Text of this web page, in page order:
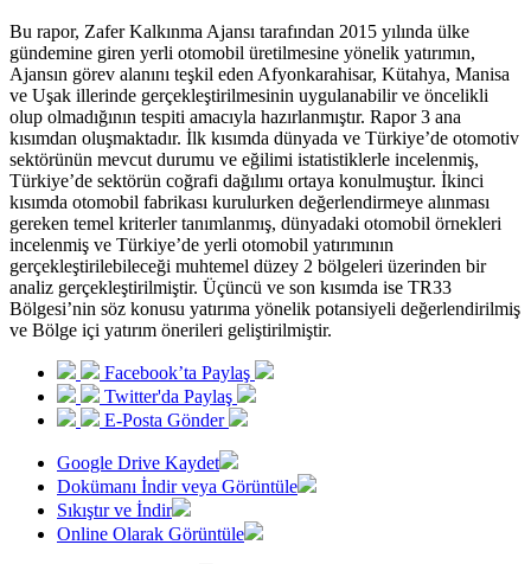
Bu rapor, Zafer Kalkınma Ajansı tarafından 2015 yılında ülke
gündemine giren yerli otomobil üretilmesine yönelik yatırımın,
Ajansın görev alanını teşkil eden Afyonkarahisar, Kütahya, Manisa
ve Uşak illerinde gerçekleştirilmesinin uygulanabilir ve öncelikli
olup olmadığının tespiti amacıyla hazırlanmıştır. Rapor 3 ana
kısımdan oluşmaktadır. İlk kısımda dünyada ve Türkiye’de otomotiv
sektörünün mevcut durumu ve eğilimi istatistiklerle incelenmiş,
Türkiye’de sektörün coğrafi dağılımı ortaya konulmuştur. İkinci
kısımda otomobil fabrikası kurulurken değerlendirmeye alınması
gereken temel kriterler tanımlanmış, dünyadaki otomobil örnekleri
incelenmiş ve Türkiye’de yerli otomobil yatırımının
gerçekleştirilebileceği muhtemel düzey 2 bölgeleri üzerinden bir
analiz gerçekleştirilmiştir. Üçüncü ve son kısımda ise TR33
Bölgesi’nin söz konusu yatırıma yönelik potansiyeli değerlendirilmiş
ve Bölge içi yatırım önerileri geliştirilmiştir.
Facebook’ta Paylaş
Twitter'da Paylaş
E-Posta Gönder
Google Drive Kaydet
Dokümanı İndir veya Görüntüle
Sıkıştır ve İndir
Online Olarak Görüntüle